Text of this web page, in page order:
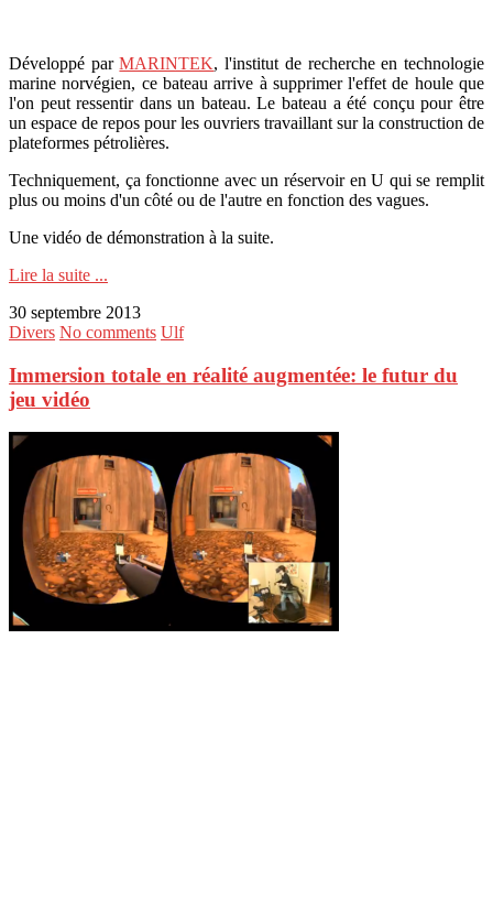
Développé parMARINTEK, l'institut de recherche en technologie
marine norvégien, ce bateau arrive à supprimer l'effet de houle que
l'on peut ressentir dans un bateau. Le bateau a été conçu pour être
un espace de repos pour les ouvriers travaillant sur la construction de
plateformes pétrolières.
Techniquement, ça fonctionne avec un réservoir en U qui se remplit
plus ou moins d'un côté ou de l'autre en fonction des vagues.
Une vidéo de démonstration à la suite.
Lire la suite ...
30 septembre 2013
Divers No comments Ulf
Immersion totale en réalité augmentée: le futur du
jeu vidéo